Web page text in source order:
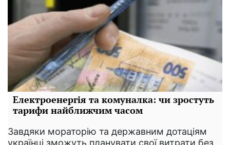
Електроенергія та комуналка: чи зростуть
тарифи найближчим часом
Завдяки мораторію та державним дотаціям
українці зможуть планувати свої витрати без